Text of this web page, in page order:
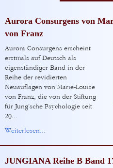
Aurora Consurgens von
von Franz
Aurora Consurgens erscheint
erstmals auf Deutsch als
eigenständiger Band in der
Reihe der revidierten
Neuauflagen von Marie-Louise
von Franz, die von der Stiftung
für Jung’sche Psychologie seit
20...
Weiterlesen...
JUNGIANA Reihe B Band